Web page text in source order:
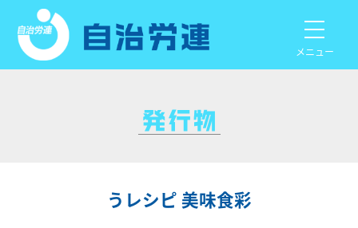
メニュー
うレシピ 美味食彩